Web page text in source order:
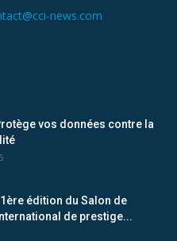
news.com
vos données contre la
édition du Salon de
de prestige...